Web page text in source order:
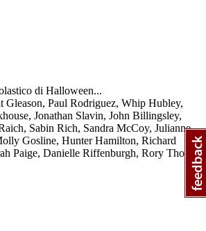
di Halloween...
Paul Rodriguez, Whip Hubley,
Jonathan Slavin, John Billingsley,
Sabin Rich, Sandra McCoy, Julianne
Gosline, Hunter Hamilton, Richard
Paige, Danielle Riffenburgh, Rory Thost,